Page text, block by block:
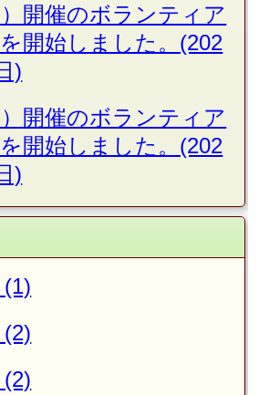
開催のボランティア
開始しました。(202
)
開催のボランティア
開始しました。(202
)